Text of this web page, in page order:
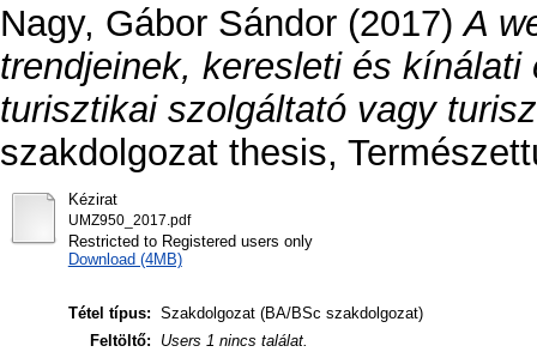
Nagy, Gábor Sándor (2017)A
trendjeinek, keresleti és
turisztikai szolgáltató vagy
szakdolgozat thesis,
Kézirat
UMZ950_2017.pdf
Restricted to Registered users only
Download (4MB)
Tétel típus: Szakdolgozat (BA/BSc szakdolgozat)
Feltöltő:
Users 1 nincs találat.